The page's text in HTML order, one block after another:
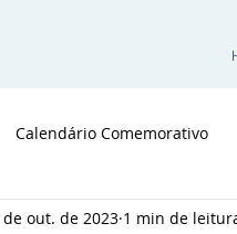
Calendário Comemorativo
de out. de 2023 1 min de